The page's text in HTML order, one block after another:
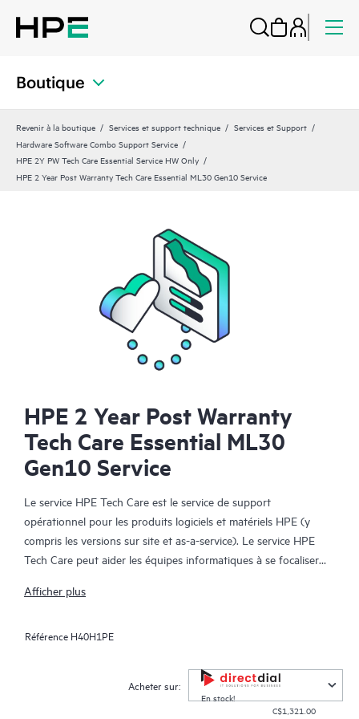
Boutique
Revenir à la boutique Services et support technique
Services et Support
Hardware Software Combo Support Service
HPE 2Y PW Tech Care Essential Service HW Only
HPE 2 Year Post Warranty Tech Care Essential ML30 Gen10 Service
HPE 2 Year Post Warranty
Tech Care Essential ML30
Gen10 Service
Le service HPE Tech Care est le service de support
opérationnel pour les produits logiciels et matériels HPE (y
compris les versions sur site et as-a-service). Le service HPE
Tech Care peut aider les équipes informatiques à se focaliser
chercher proactivement de meilleures méthodes de travail,
spécialistes produit et fournit des conseils techniques généraux,
qui aideront les Clients à réduire les risques et à trouver des
méthodes de travail plus efficaces. Les Clients du service HPE
Afficher plus
Référence H40H1PE
Acheter sur:
En stock!
C$1,321.00